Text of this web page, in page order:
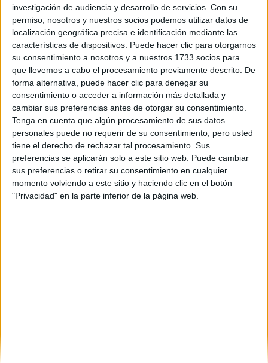
investigación de audiencia y desarrollo de servicios. Con su
permiso, nosotros y nuestros socios podemos utilizar datos de
localización geográfica precisa e identificación mediante las
características de dispositivos. Puede hacer clic para otorgarnos
su consentimiento a nosotros y a nuestros 1733 socios para
que llevemos a cabo el procesamiento previamente descrito. De
forma alternativa, puede hacer clic para denegar su
consentimiento o acceder a información más detallada y
cambiar sus preferencias antes de otorgar su consentimiento.
Tenga en cuenta que algún procesamiento de sus datos
personales puede no requerir de su consentimiento, pero usted
tiene el derecho de rechazar tal procesamiento. Sus
preferencias se aplicarán solo a este sitio web. Puede cambiar
sus preferencias o retirar su consentimiento en cualquier
momento volviendo a este sitio y haciendo clic en el botón
"Privacidad" en la parte inferior de la página web.
Inicio
Etiquetas:
La universidad - un mundo
Publicidad y Relaciones Públicas
Málaga